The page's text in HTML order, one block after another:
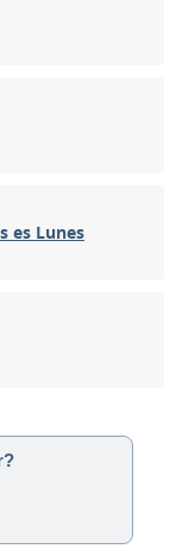
es Lunes